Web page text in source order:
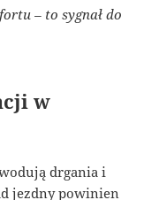
– to sygnał do
w
drgania i
jezdny powinien